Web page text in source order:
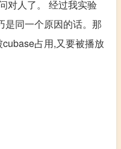
对人了。 经过我实验
是同一个原因的话。那
占用,又要被播放